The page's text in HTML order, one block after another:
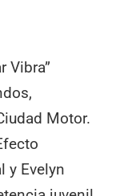
Vibra”
Motor.
y Evelyn